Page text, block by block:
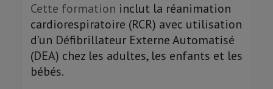
Cette formation inclut la réanimation
cardiorespiratoire (RCR) avec utilisation
d’un Défibrillateur Externe Automatisé
(DEA) chez les adultes, les enfants et les
bébés.